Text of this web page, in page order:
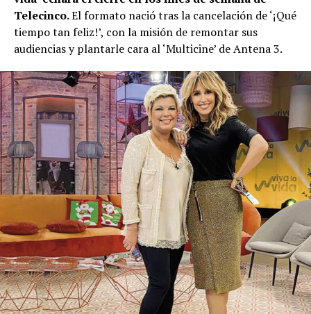
Telecinco.El formato nació tras la cancelación de ‘¡Qué
tiempo tan feliz!’, con la misión de remontar sus
audiencias y plantarle cara al ‘Multicine’ de Antena 3.